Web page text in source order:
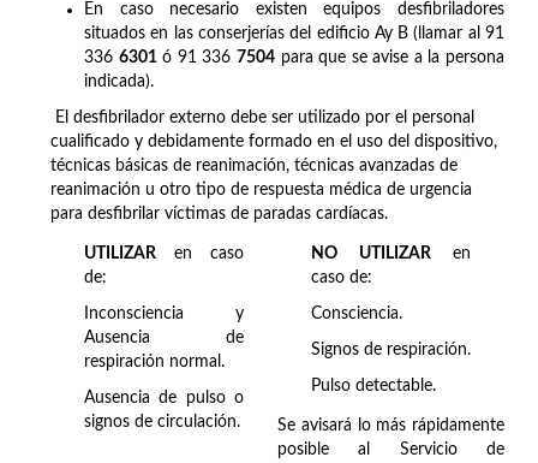
En caso necesario existen equipos desfibriladores
situados en las conserjerías del edificio Ay B (llamar al 91
336 6301ó 91 336 7504para que se avise a la persona
indicada).
El desfibrilador externo debe ser utilizado por el personal
cualificado y debidamente formado en el uso del dispositivo,
técnicas básicas de reanimación, técnicas avanzadas de
reanimación u otro tipo de respuesta médica de urgencia
para desfibrilar víctimas de paradas cardíacas.
UTILIZAR en caso
de:
Inconsciencia y
Ausencia de
respiración normal.
Ausencia de pulso o
signos de circulación.
NO UTILIZARen
caso de:
Consciencia.
Signos de respiración.
Pulso detectable.
Se avisará lo más rápidamente
posible al Servicio de